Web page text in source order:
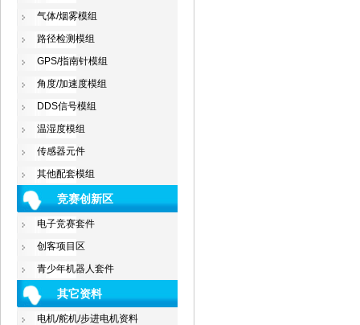
气体/烟雾模组
路径检测模组
GPS/指南针模组
角度/加速度模组
DDS信号模组
温湿度模组
传感器元件
其他配套模组
竞赛创新区
电子竞赛套件
创客项目区
青少年机器人套件
其它资料
电机/舵机/步进电机资料